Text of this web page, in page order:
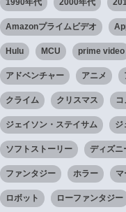
1990年代 2000年代
Amazonプライムビデオ
Hulu MCU prime video
アドベンチャー アニメ
クライム クリスマス
ジェイソン・ステイサム ジ
ソフトストーリー ディズニ
ファンタジー ホラー マ
ロボット ローファンタジー